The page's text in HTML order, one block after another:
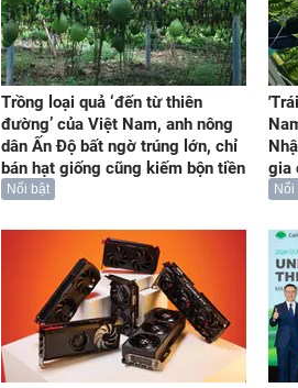
Trồng loại quả ‘đến từ thiên
đường’ của Việt Nam, anh nông
dân Ấn Độ bất ngờ trúng lớn, chỉ
bán hạt giống cũng kiếm bộn tiền
Nổi bật
gia
Nổi